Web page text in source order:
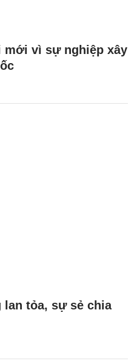
mới vì sự nghiệp xây
tỏa, sự sẻ chia